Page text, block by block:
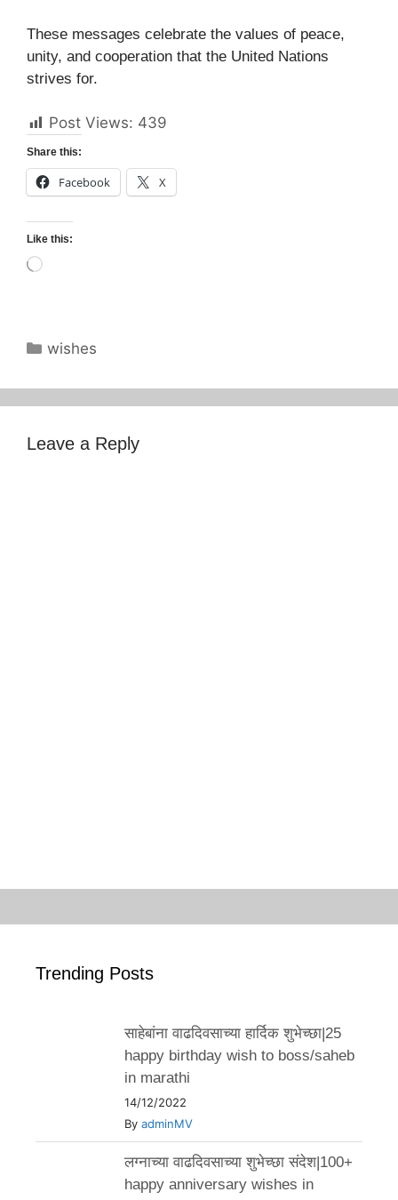
These messages celebrate the values of peace,
unity, and cooperation that the United Nations
strives for.
Post Views: 439
Share this:
Facebook X
Like this:
Loading…
Categories
wishes
Leave a Reply
Trending Posts
साहेबांना वाढदिवसाच्या हार्दिक शुभेच्छा|25
happy birthday wish to boss/saheb
in marathi
14/12/2022
By adminMV
लग्नाच्या वाढदिवसाच्या शुभेच्छा संदेश|100+
happy anniversary wishes in